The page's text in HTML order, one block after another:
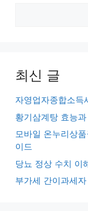
최신 글
자영업자종합소득
황기삼계탕 효능
모바일 온누리상
이드
당뇨 정상 수치 이
부가세 간이과세